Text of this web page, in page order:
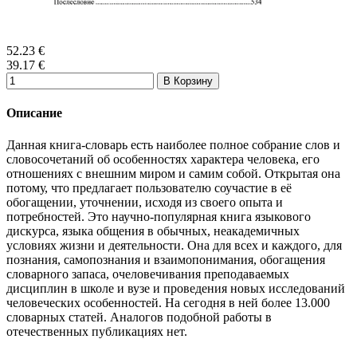
52.23 €
39.17 €
В Корзину
Описание
Данная книга-словарь есть наиболее полное собрание слов и
словосочетаний об особенностях характера человека, его
отношениях с внешним миром и самим собой. Открытая она
потому, что предлагает пользователю соучастие в её
обогащении, уточнении, исходя из своего опыта и
потребностей. Это научно-популярная книга языкового
дискурса, языка общения в обычных, неакадемичных
условиях жизни и деятельности. Она для всех и каждого, для
познания, самопознания и взаимопонимания, обогащения
словарного запаса, очеловечивания преподаваемых
дисциплин в школе и вузе и проведения новых исследований
человеческих особенностей. На сегодня в ней более 13.000
словарных статей. Аналогов подобной работы в
отечественных публикациях нет.